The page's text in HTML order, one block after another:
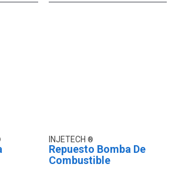
INJETECH
Repuesto Bomba De
Combustible